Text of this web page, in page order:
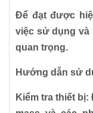
Để đạt được
việc sử dụng và
quan trọng.
Hướng dẫn sử
Kiểm tra thiết bị: